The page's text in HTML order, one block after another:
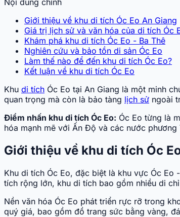
Giới thiệu về khu di tích Óc Eo An Giang
Giá trị lịch sử và văn hóa của di tích Óc
Khám phá khu di tích Óc Eo - Ba Thê
Nghiên cứu và bảo tồn di sản Óc Eo
Làm thế nào để đến khu di tích Óc Eo?
Kết luận về khu di tích Óc Eo
Khu di tích Óc Eo tại An Giang là một minh
quan trọng mà còn là bảo tàng lịch sử ngoài
Điểm nhấn khu di tích Óc Eo: Óc Eo từng là
hóa mạnh mẽ với Ấn Độ và các nước phương
Giới thiệu về khu di tích Óc
Khu di tích Óc Eo, đặc biệt là khu vực Óc Eo
tích rộng lớn, khu di tích bao gồm nhiều di
Nền văn hóa Óc Eo phát triển rực rỡ trong
quý giá, bao gồm đồ trang sức bằng vàng,